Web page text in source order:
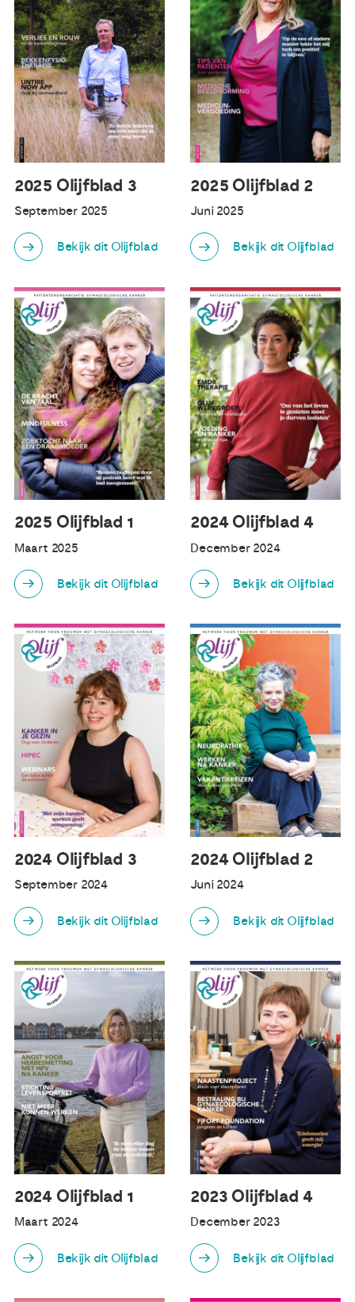
2025 Olijfblad 3
September 2025
Bekijk dit Olijfblad
2025 Olijfblad 2
Juni 2025
Bekijk dit Olijfblad
2025 Olijfblad 1
Maart 2025
Bekijk dit Olijfblad
2024 Olijfblad 4
December 2024
Bekijk dit Olijfblad
2024 Olijfblad 3
September 2024
Bekijk dit Olijfblad
2024 Olijfblad 2
Juni 2024
Bekijk dit Olijfblad
2024 Olijfblad 1
Maart 2024
Bekijk dit Olijfblad
2023 Olijfblad 4
December 2023
Bekijk dit Olijfblad